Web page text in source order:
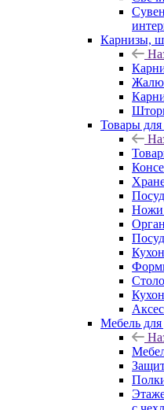
Карнизы,
Товары
Ножи
Мебель для